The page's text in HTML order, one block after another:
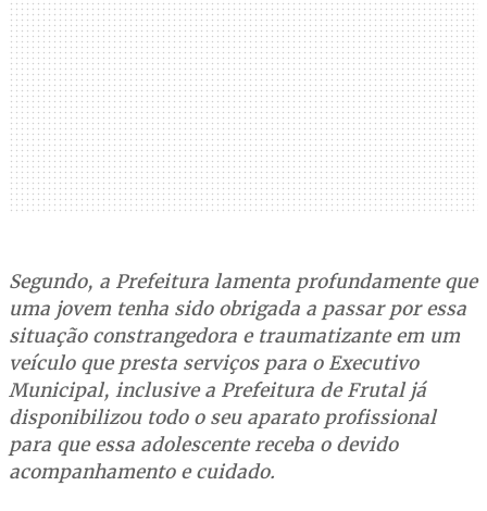
Segundo, a Prefeitura lamenta profundamente que
uma jovem tenha sido obrigada a passar por essa
situação constrangedora e traumatizante em um
veículo que presta serviços para o Executivo
Municipal, inclusive a Prefeitura de Frutal já
disponibilizou todo o seu aparato profissional
para que essa adolescente receba o devido
acompanhamento e cuidado.